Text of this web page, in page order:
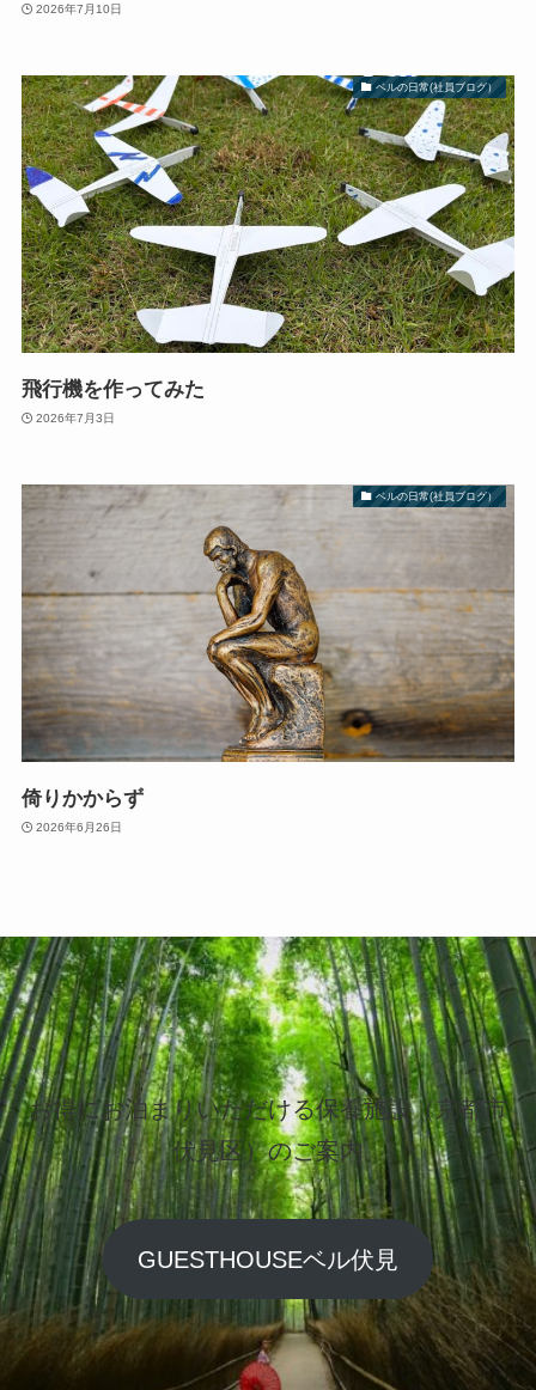
2026年7月10日
ベルの日常(社員ブログ）
飛行機を作ってみた
2026年7月3日
ベルの日常(社員ブログ）
倚りかからず
2026年6月26日
お得にお泊まりいただける保養施設（京都市
伏見区）のご案内
GUESTHOUSEベル伏見